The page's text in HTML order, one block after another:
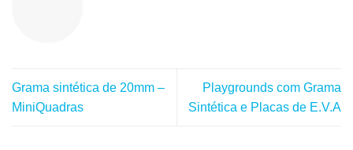
Grama sintética de 20mm –
MiniQuadras
Playgrounds com Grama
Sintética e Placas de E.V.A